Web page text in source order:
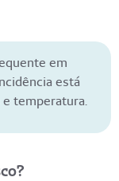
em
está
e temperatura.